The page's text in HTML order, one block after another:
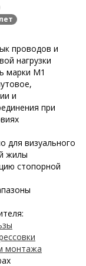
проводов и
нагрузки
марки М1
и
при
для визуального
жилы
стопорной
монтажа